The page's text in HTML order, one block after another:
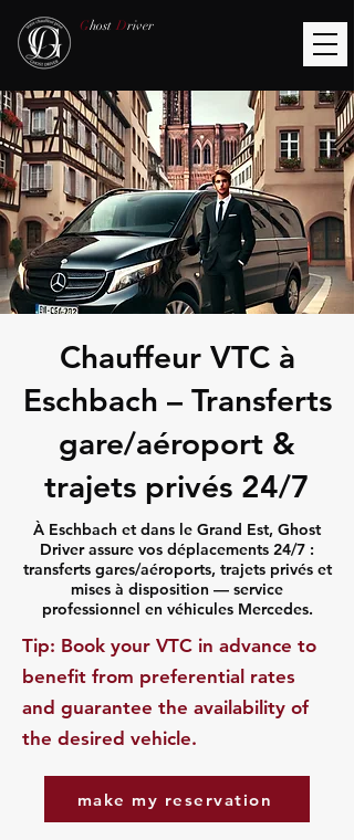
Ghost Driver
Chauffeur VTC à
Eschbach – Transferts
gare/aéroport &
trajets privés 24/7
À Eschbach et dans le Grand Est, Ghost
Driver assure vos déplacements 24/7 :
transferts gares/aéroports, trajets privés et
mises à disposition — service
professionnel en véhicules Mercedes.
​Tip: Book your VTC in advance to
benefit from preferential rates
and guarantee the availability of
the desired vehicle.
make my reservation